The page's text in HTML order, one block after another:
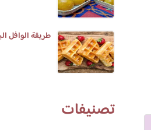
طريقة الوافل
تصنيفات